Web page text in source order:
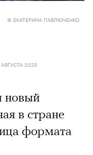
© ЕКАТЕРИНА ПАВЛЮЧЕНКО
АВГУСТА 2023
новый
в стране
формата